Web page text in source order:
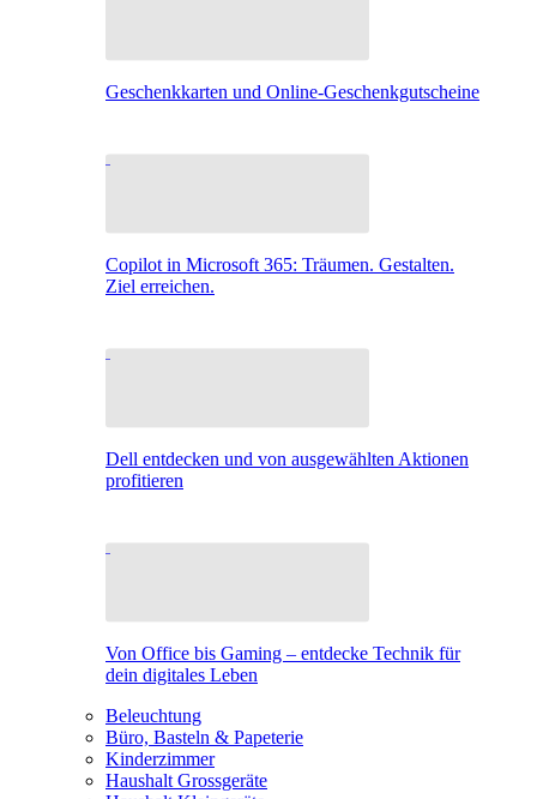
Geschenkkarten und Online-Geschenkgutscheine
Copilot in Microsoft 365: Träumen. Gestalten.
Ziel erreichen.
Dell entdecken und von ausgewählten Aktionen
profitieren
Von Office bis Gaming – entdecke Technik für
dein digitales Leben
Beleuchtung
Büro, Basteln & Papeterie
Kinderzimmer
Haushalt Grossgeräte